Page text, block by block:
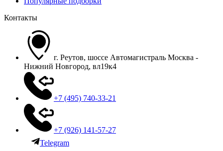
Контакты
г. Реутов, шоссе Автомагистраль Москва -
Нижний Новгород, вл19к4
+7 (495) 740-33-21
+7 (926) 141-57-27
Telegram